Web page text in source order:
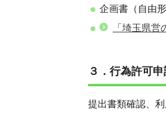
企画書（自由形
「埼玉県
３．行為許可
提出書類確認、